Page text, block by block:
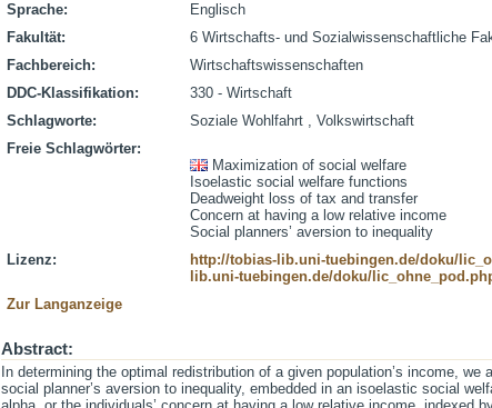
Sprache:
Englisch
Fakultät:
6 Wirtschafts- und Sozialwissenschaftliche
Fachbereich:
Wirtschaftswissenschaften
DDC-Klassifikation:
330 - Wirtschaft
Schlagworte:
Soziale Wohlfahrt , Volkswirtschaft
Freie Schlagwörter:
Maximization of social welfare
Isoelastic social welfare functions
Deadweight loss of tax and transfer
Concern at having a low relative income
Social planners’ aversion to inequality
Lizenz:
http://tobias-lib.uni-tuebingen.de/doku/
lib.uni-tuebingen.de/doku/
Zur Langanzeige
Abstract:
In determining the optimal redistribution of a given population’s income,
social planner’s aversion to inequality, embedded in an isoelastic social